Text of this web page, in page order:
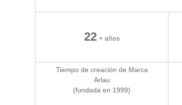
22+ años
Tiempo de creación de Marca
Arlau
(fundada en 1999)